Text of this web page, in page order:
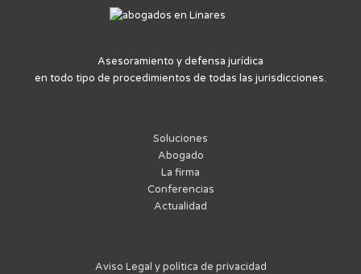
Asesoramiento y defensa jurídica
en todo tipo de procedimientos de todas las jurisdicciones.
Soluciones
Abogado
La firma
Conferencias
Actualidad
Aviso Legal y política de privacidad